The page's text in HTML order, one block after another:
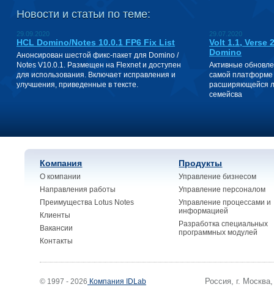
Новости и статьи по теме:
29.09.2020
HCL Domino/Notes 10.0.1 FP6 Fix List
Анонсирован шестой фикс-пакет для Domino /
Notes V10.0.1. Размещен на Flexnet и доступен
для использования. Включает исправления и
улучшения, приведенные в тексте.
29.07.2020
Volt 1.1, Verse
Domino
Активные
самой платформе
расширяющейся
семейсва
Компания
О компании
Направления работы
Преимущества Lotus Notes
Клиенты
Вакансии
Контакты
Продукты
Управление бизнесом
Управление персоналом
Управление процессами и
информацией
Разработка специальных
программных модулей
© 1997 - 2026 Компания IDLab
Россия, г.